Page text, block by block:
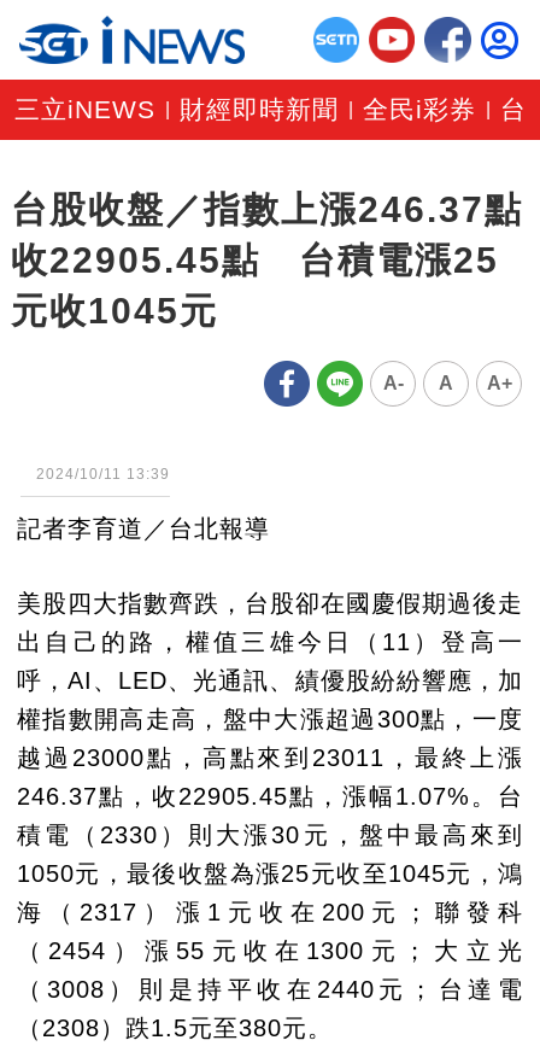
三立iNEWS 財經即時新聞 |全民i彩券 台
台股收盤／指數上漲246.37點
收22905.45點 台積電漲25
元收1045元
A- A A+
2024/10/11 13:39
記者李育道／台北報導
美股四大指數齊跌，台股卻在國慶假期過後走
出自己的路，權值三雄今日（11）登高一
呼，AI、LED、光通訊、績優股紛紛響應，加
權指數開高走高，盤中大漲超過300點，一度
越過23000點，高點來到23011，最終上漲
246.37點，收22905.45點，漲幅1.07%。台
積電（2330）則大漲30元，盤中最高來到
1050元，最後收盤為漲25元收至1045元，鴻
海（2317）漲1元收在200元；聯發科
（2454）漲55元收在1300元；大立光
（3008）則是持平收在2440元；台達電
（2308）跌1.5元至380元。